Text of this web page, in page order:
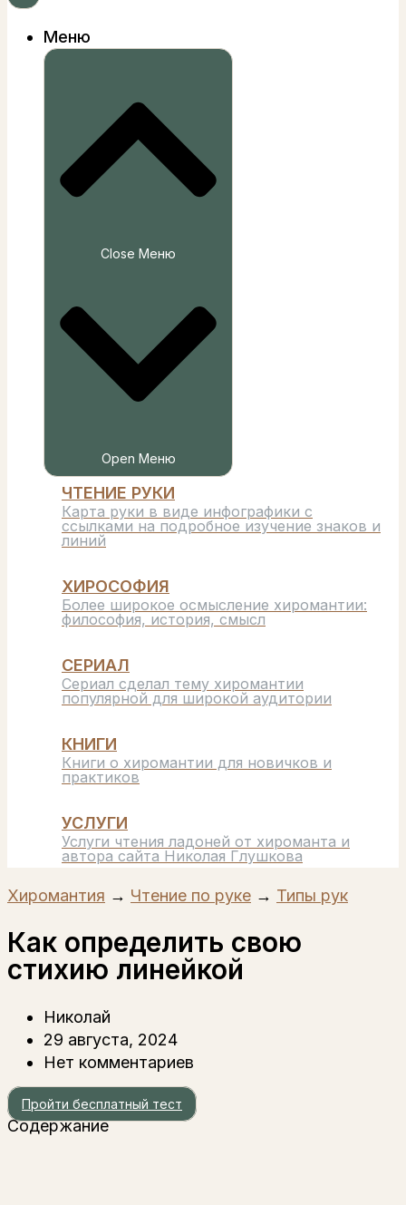
Меню
Close Меню
Open Меню
ЧТЕНИЕ РУКИ
Карта руки в виде инфографики с
ссылками на подробное изучение знаков и
линий
ХИРОСОФИЯ
Более широкое осмысление хиромантии:
философия, история, смысл
СЕРИАЛ
Сериал сделал тему хиромантии
популярной для широкой аудитории
КНИГИ
Книги о хиромантии для новичков и
практиков
УСЛУГИ
Услуги чтения ладоней от хироманта и
автора сайта Николая Глушкова
Хиромантия → Чтение по руке → Типы рук
Как определить свою
стихию линейкой
Николай
29 августа, 2024
Нет комментариев
Пройти бесплатный тест
Содержание